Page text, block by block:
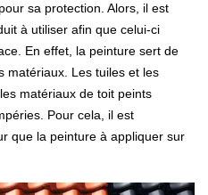
sa protection. Alors, il est
à utiliser afin que celui-ci
En effet, la peinture sert de
matériaux. Les tuiles et les
matériaux de toit peints
Pour cela, il est
que la peinture à appliquer sur